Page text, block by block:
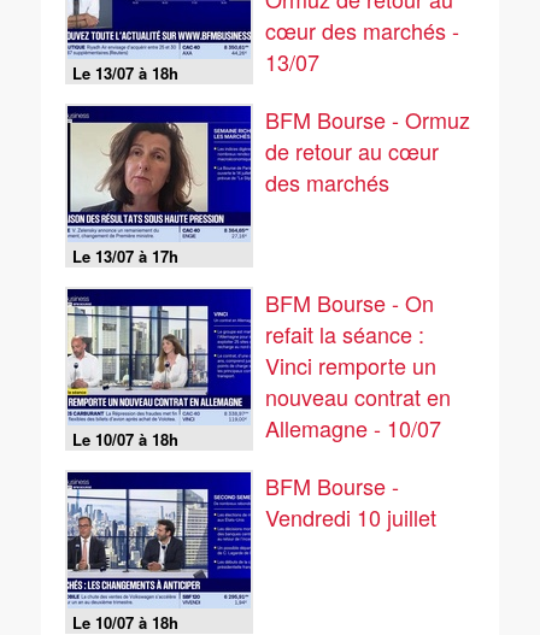
Le 13/07 à 18h
cœur des marchés -
13/07
Le 13/07 à 17h
BFM Bourse - Ormuz
de retour au cœur
des marchés
Le 10/07 à 18h
BFM Bourse - On
refait la séance :
Vinci remporte un
nouveau contrat en
Allemagne - 10/07
Le 10/07 à 18h
BFM Bourse -
Vendredi 10 juillet